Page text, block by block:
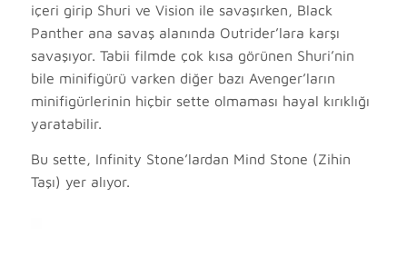
içeri girip Shuri ve Vision ile savaşırken, Black
Panther ana savaş alanında Outrider’lara karşı
savaşıyor. Tabii filmde çok kısa görünen Shuri’nin
bile minifigürü varken diğer bazı Avenger’ların
minifigürlerinin hiçbir sette olmaması hayal kırıklığı
yaratabilir.
Bu sette, Infinity Stone’lardan Mind Stone (Zihin
Taşı) yer alıyor.